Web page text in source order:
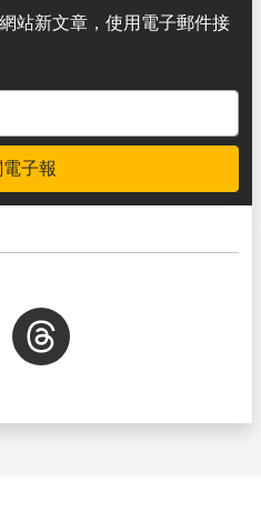
站新文章，使用電子郵件接
子報
Threads